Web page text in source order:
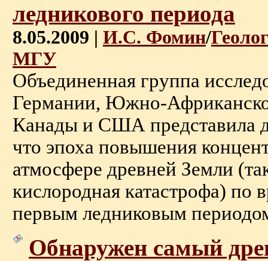
ледникового периода
8.05.2009 | И.С. Фомин/
МГУ
Объединенная группа
Германии, Южно-
Канады и США представила
что эпоха повышения
атмосфере древней Земли
кислородная катастрофа) по
первым ледниковым
Обнаружен самый